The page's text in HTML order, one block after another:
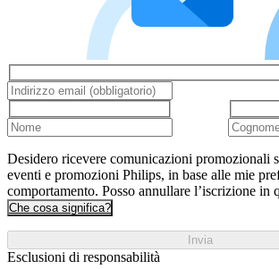
Desidero ricevere comunicazioni promozionali
eventi e promozioni Philips, in base alle mie
comportamento. Posso annullare l’iscrizione in
Che cosa significa?
Invia
Esclusioni di responsabilità